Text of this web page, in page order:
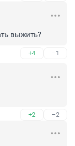
выжить?
+4 –1
+2 –2